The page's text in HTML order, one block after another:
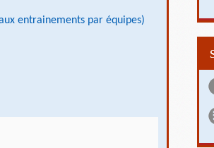
entrainements par équipes)